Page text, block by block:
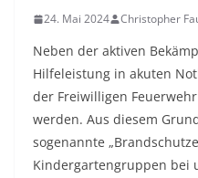
24. Mai 2024 Christopher
Neben der aktiven
Hilfeleistung in akuten
der Freiwilligen
werden. Aus diesem
sogenannte
Kindergartengruppen bei